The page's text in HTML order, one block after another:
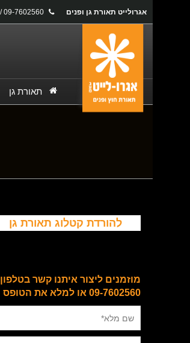
אגרולייט תאורת גן ופנים
תאורת גן
להורדת קטלוג תאורת גן
מוזמנים ליצור איתנו קשר בטלפון
09-7602560 או למלא את הטופס